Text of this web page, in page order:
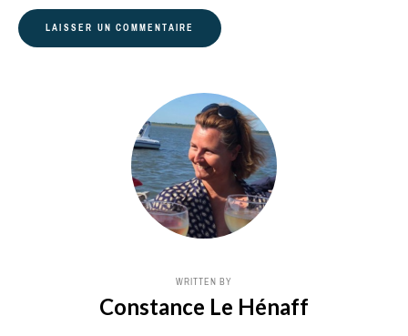
WRITTEN BY
Constance Le Hénaff